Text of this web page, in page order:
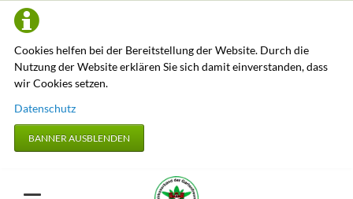
Cookies helfen bei der Bereitstellung der Website. Durch die
Nutzung der Website erklären Sie sich damit einverstanden, dass
wir Cookies setzen.
Datenschutz
BANNER AUSBLENDEN